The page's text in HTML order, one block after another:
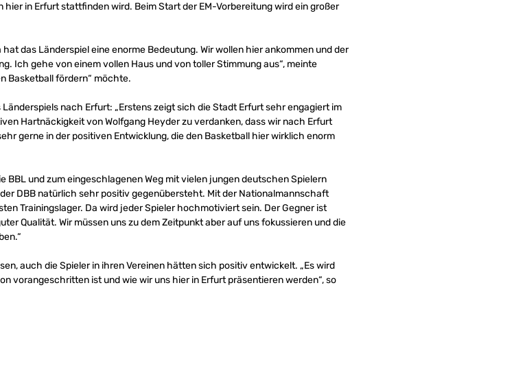
in Erfurt stattfinden wird. Beim Start der EM-Vorbereitung wird ein großer
das Länderspiel eine enorme Bedeutung. Wir wollen hier ankommen und der
Ich gehe von einem vollen Haus und von toller Stimmung aus“, meinte
Basketball fördern“ möchte.
nach Erfurt: „Erstens zeigt sich die Stadt Erfurt sehr engagiert im
Hartnäckigkeit von Wolfgang Heyder zu verdanken, dass wir nach Erfurt
gerne in der positiven Entwicklung, die den Basketball hier wirklich enorm
BBL und zum eingeschlagenen Weg mit vielen jungen deutschen Spielern
DBB natürlich sehr positiv gegenübersteht. Mit der Nationalmannschaft
Trainingslager. Da wird jeder Spieler hochmotiviert sein. Der Gegner ist
Qualität. Wir müssen uns zu dem Zeitpunkt aber auf uns fokussieren und die
auch die Spieler in ihren Vereinen hätten sich positiv entwickelt. „Es wird
vorangeschritten ist und wie wir uns hier in Erfurt präsentieren werden“, so